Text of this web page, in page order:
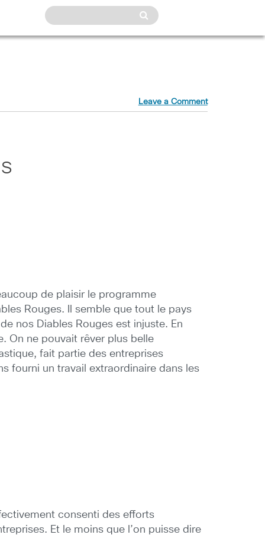
Leave a Comment
de plaisir le programme
Rouges. Il semble que tout le pays
nos Diables Rouges est injuste. En
On ne pouvait rêver plus belle
fait partie des entreprises
fourni un travail extraordinaire dans les
consenti des efforts
Et le moins que l’on puisse dire